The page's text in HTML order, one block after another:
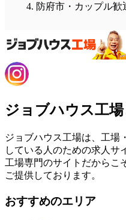
防府市・カップル歓
ジョブハウス工場
ジョブハウス工場は、工場
している人のための求人サ
工場専門のサイトだからこ
ご提供しております。
おすすめのエリア